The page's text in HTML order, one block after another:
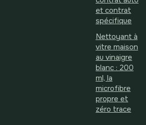
et contrat
spécifique
Nettoyant à
vitre maison
au vinaigre
blanc : 200
ml, la
microfibre
propre et
zéro trace